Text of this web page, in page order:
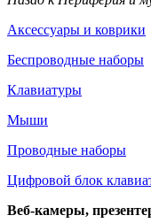
Аксессуары и коврики
Беспроводные наборы
Клавиатуры
Мыши
Проводные наборы
Цифровой блок
Веб-камеры,